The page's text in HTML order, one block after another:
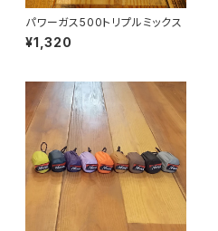
パワーガス500トリプルミックス
¥1,320